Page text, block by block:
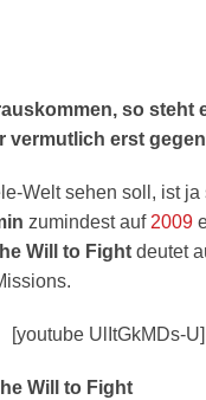
so steht
erst
Welt sehen soll, ist
zumindest auf 2009
Will to Fight deutet
[youtube UlItGkMDs-U]
Will to Fight